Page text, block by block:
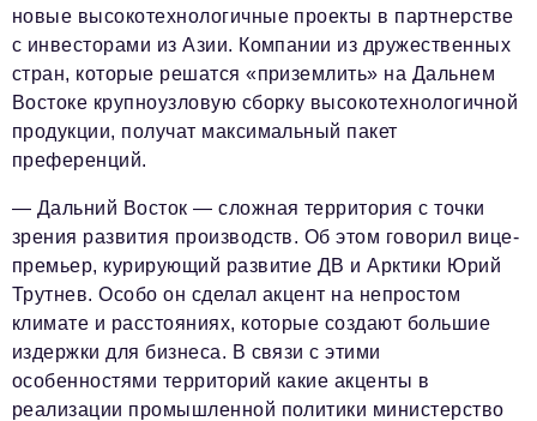
новые высокотехнологичные проекты в партнерстве
с инвесторами из Азии. Компании из дружественных
стран, которые решатся «приземлить» на Дальнем
Востоке крупноузловую сборку высокотехнологичной
продукции, получат максимальный пакет
преференций.
— Дальний Восток — сложная территория с точки
зрения развития производств. Об этом говорил вице-
премьер, курирующий развитие ДВ и Арктики Юрий
Трутнев. Особо он сделал акцент на непростом
климате и расстояниях, которые создают большие
издержки для бизнеса. В связи с этими
особенностями территорий какие акценты в
реализации промышленной политики министерство